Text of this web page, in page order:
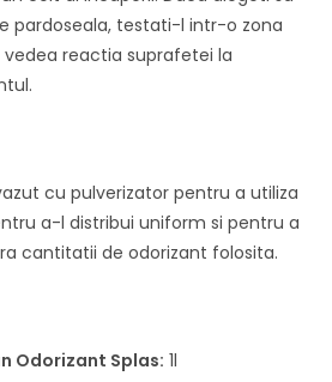
pardoseala, testati-l intr-o zona
reactia suprafetei la
cu pulverizator pentru a utiliza
a-l distribui uniform si pentru a
cantitatii de odorizant folosita.
Odorizant Splas: 1l